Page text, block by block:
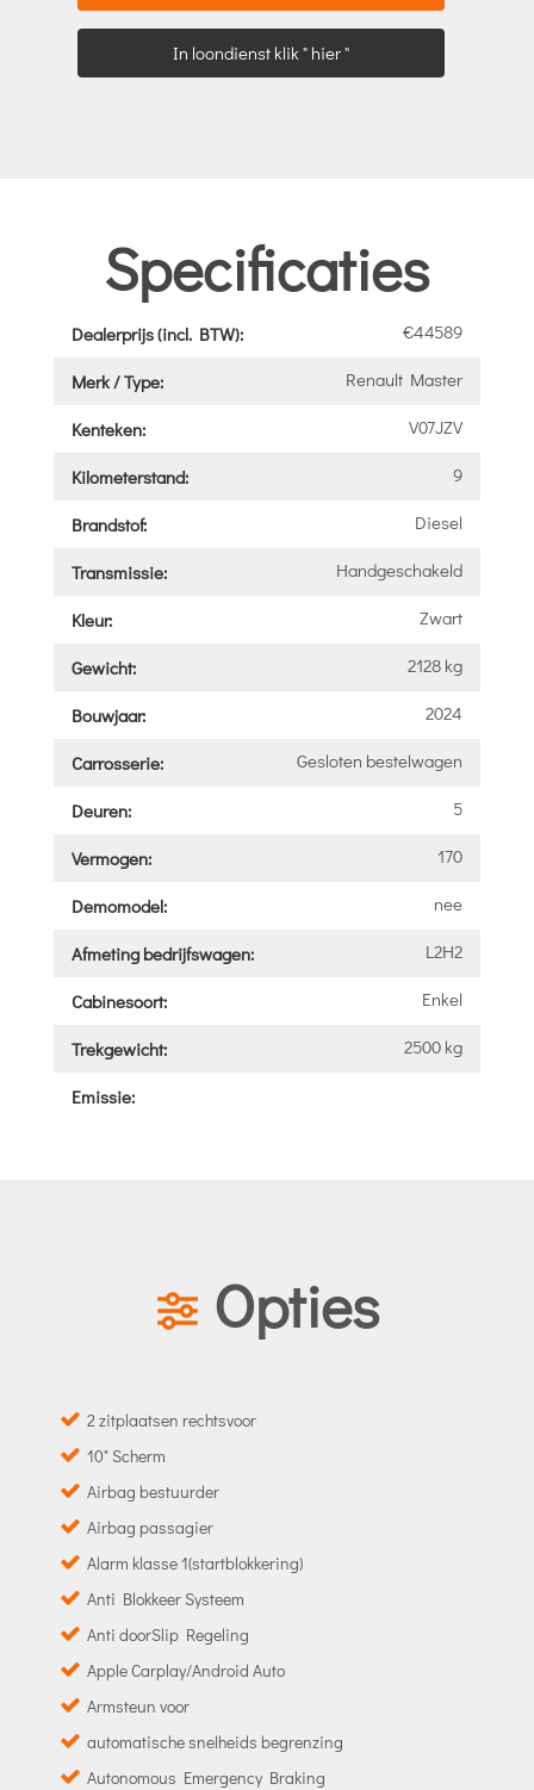
In loondienst klik " hier "
Specificaties
Dealerprijs (incl. BTW): €44589
Merk / Type: Renault Master
Kenteken: V07JZV
Kilometerstand: 9
Brandstof: Diesel
Transmissie: Handgeschakeld
Kleur: Zwart
Gewicht: 2128 kg
Bouwjaar: 2024
Carrosserie: Gesloten bestelwagen
Deuren: 5
Vermogen: 170
Demomodel: nee
Afmeting bedrijfswagen: L2H2
Cabinesoort: Enkel
Trekgewicht: 2500 kg
Emissie:
Opties
2 zitplaatsen rechtsvoor
10" Scherm
Airbag bestuurder
Airbag passagier
Alarm klasse 1(startblokkering)
Anti Blokkeer Systeem
Anti doorSlip Regeling
Apple Carplay/Android Auto
Armsteun voor
automatische snelheids begrenzing
Autonomous Emergency Braking